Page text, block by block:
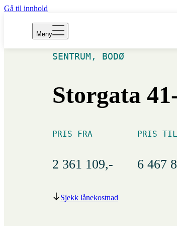
Gå til innhold
Meny
SENTRUM, BODØ
Storgata
PRIS FRA
2 361 109,-
PRIS TIL
6 467
Sjekk lånekostnad